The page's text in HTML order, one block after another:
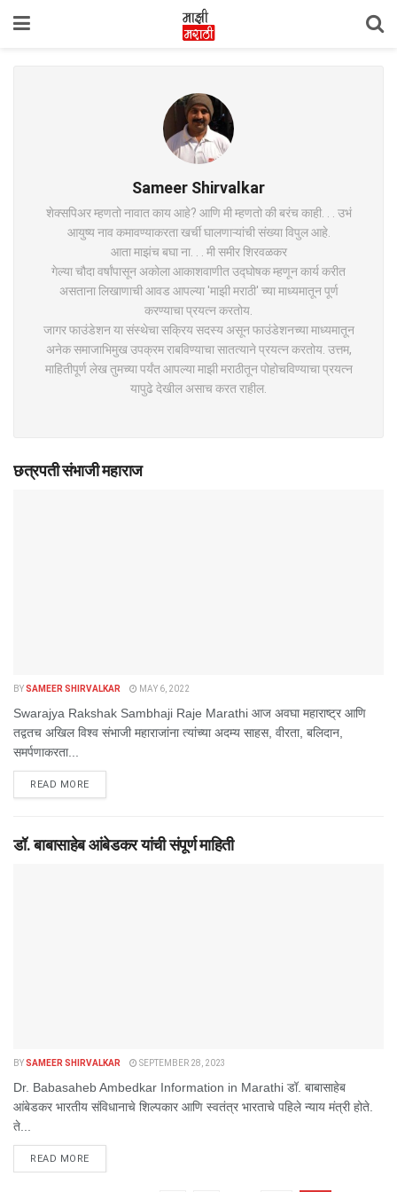
Sameer Shirvalkar
शेक्सपिअर म्हणतो नावात काय आहे? आणि मी म्हणतो की बरंच काही. . . उभं
आयुष्य नाव कमावण्याकरता खर्ची घालणाऱ्यांची संख्या विपुल आहे.
आता माझंच बघा ना. . . मी समीर शिरवळकर
गेल्या चौदा वर्षांपासून अकोला आकाशवाणीत उद्घोषक म्हणून कार्य करीत
असताना लिखाणाची आवड आपल्या 'माझी मराठी' च्या माध्यमातून पूर्ण
करण्याचा प्रयत्न करतोय.
जागर फाउंडेशन या संस्थेचा सक्रिय सदस्य असून फाउंडेशनच्या माध्यमातून
अनेक समाजाभिमुख उपक्रम राबविण्याचा सातत्याने प्रयत्न करतोय. उत्तम,
माहितीपूर्ण लेख तुमच्या पर्यंत आपल्या माझी मराठीतून पोहोचविण्याचा प्रयत्न
यापुढे देखील असाच करत राहील.
छत्रपती संभाजी महाराज
BYSAMEER SHIRVALKAR MAY 6, 2022
Swarajya Rakshak Sambhaji Raje Marathi आज अवघा महाराष्ट्र आणि
तद्वतच अखिल विश्व संभाजी महाराजांना त्यांच्या अदम्य साहस, वीरता, बलिदान,
समर्पणाकरता...
READ MOREDETAILS
डॉ. बाबासाहेब आंबेडकर यांची संपूर्ण माहिती
BYSAMEER SHIRVALKAR SEPTEMBER 28, 2023
Dr. Babasaheb Ambedkar Information in Marathi डॉ. बाबासाहेब
आंबेडकर भारतीय संविधानाचे शिल्पकार आणि स्वतंत्र भारताचे पहिले न्याय मंत्री होते.
ते...
READ MOREDETAILS